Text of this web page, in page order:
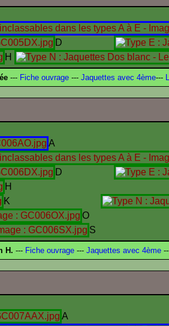
D
H
--- Fiche ouvrage --- Jaquettes avec 4ème---
A
D
K
O
S
H. --- Fiche ouvrage --- Jaquettes avec 4ème
A